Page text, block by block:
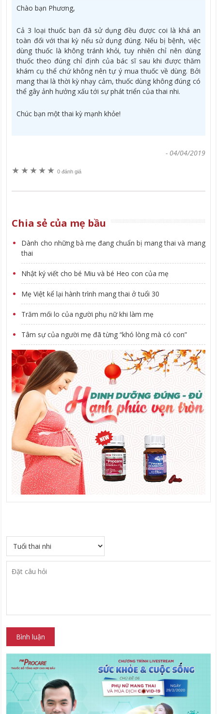
Chào bạn Phương,
Cả 3 loại thuốc bạn đã sử dụng đều được coi là khá an
toàn đối với thai kỳ nếu sử dụng đúng. Nếu bị bệnh, việc
dùng thuốc là không tránh khỏi, tuy nhiên chỉ nên dùng
thuốc theo đúng chỉ định của bác sĩ sau khi được thăm
khám cụ thể chứ không nên tự ý mua thuốc về dùng. Bởi
mang thai là thời kỳ nhạy cảm, thuốc dùng không đúng có
thể gây ảnh hưởng xấu tới sự phát triển của thai nhi.
Chúc bạn một thai kỳ mạnh khỏe!
- 04/04/2019
★ ★★★★ 0 đánh giá
Chia sẻ của mẹ bầu
Dành cho những bà mẹ đang chuẩn bị mang thai và mang
thai
Nhật ký viết cho bé Miu và bé Heo con của mẹ
Mẹ Việt kể lại hành trình mang thai ở tuổi 30
Trăm mối lo của người phụ nữ khi làm mẹ
Tâm sự của người mẹ đã từng “khó lòng mà có con”